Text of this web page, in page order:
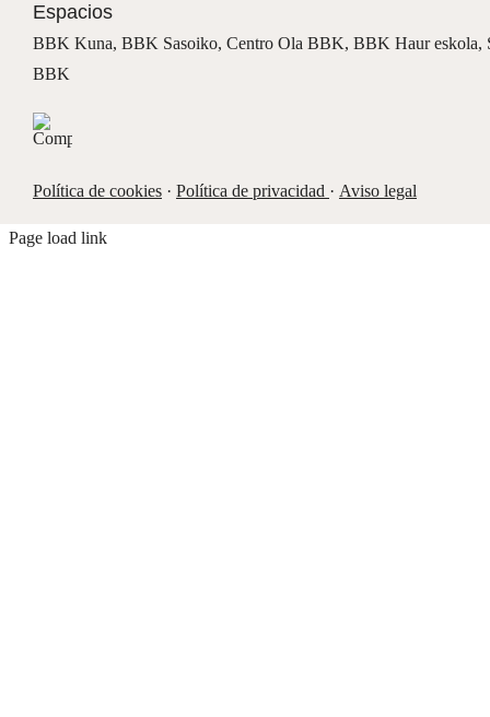
Espacios
BBK Kuna, BBK Sasoiko, Centro Ola BBK, BBK Haur eskola,
BBK
Política de cookies· Política de privacidad · Aviso legal
Page load link